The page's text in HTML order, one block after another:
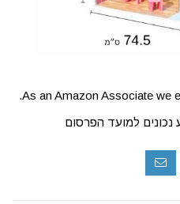
As an Amazon Associate we
נכונים למועד הפרסום